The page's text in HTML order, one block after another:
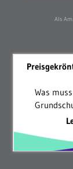
Als
Was